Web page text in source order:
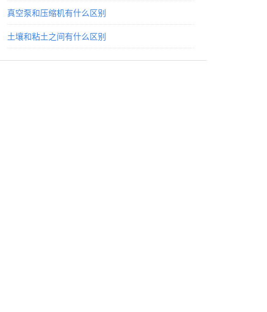
真空泵和压缩机有什么区别
土壤和粘土之间有什么区别